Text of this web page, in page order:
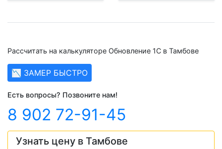
Рассчитать на калькуляторе Обновление 1С в Тамбове
📉 ЗАМЕР БЫСТРО
Есть вопросы? Позвоните нам!
8 902 72-91-45
Узнать цену в Тамбове